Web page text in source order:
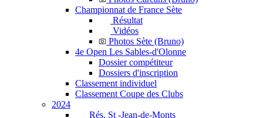
Championnat de France Sète
Résultat
Vidéos
Photos Sète (Bruno)
4e Open Les Sables-d'Olonne
Dossier compétiteur
Dossiers d'inscription
Classement individuel
Classement Coupe des Clubs
2024
Rés. St -Jean-de-Monts